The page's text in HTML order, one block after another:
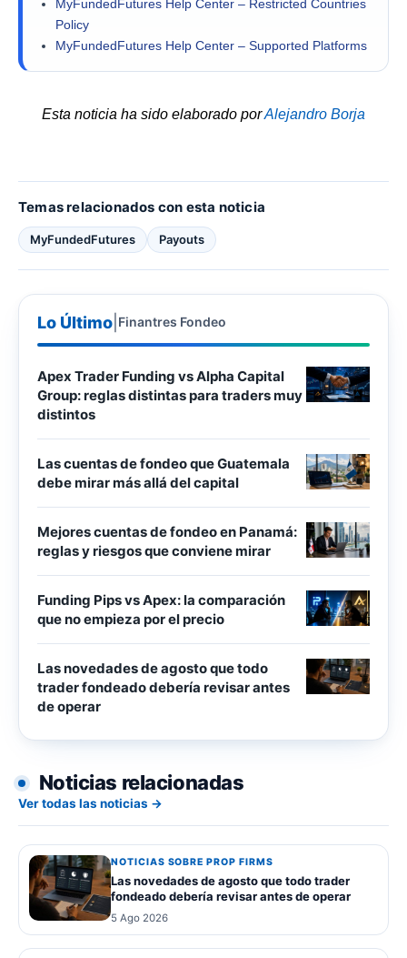
MyFundedFutures Help Center – Restricted Countries
Policy
MyFundedFutures Help Center – Supported Platforms
Esta noticia ha sido elaborado porAlejandro Borja
Temas relacionados con esta noticia
MyFundedFutures Payouts
Lo Último Finantres Fondeo
Apex Trader Funding vs Alpha Capital
Group: reglas distintas para traders muy
distintos
Las cuentas de fondeo que Guatemala
debe mirar más allá del capital
Mejores cuentas de fondeo en Panamá:
reglas y riesgos que conviene mirar
Funding Pips vs Apex: la comparación
que no empieza por el precio
Las novedades de agosto que todo
trader fondeado debería revisar antes
de operar
Noticias relacionadas
Ver todas las noticias →
NOTICIAS SOBRE PROP FIRMS
Las novedades de agosto que todo trader
fondeado debería revisar antes de operar
5 Ago 2026